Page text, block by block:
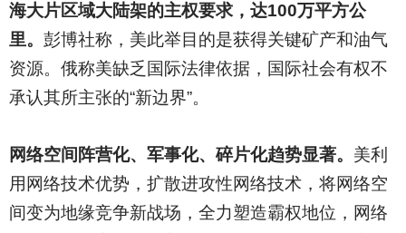
海大片区域大陆架的主权要求，达100万平方公
里。 彭博社称，美此举目的是获得关键矿产和油气
资源。俄称美缺乏国际法律依据，国际社会有权不
承认其所主张的“新边界”。
网络空间阵营化、军事化、碎片化趋势显著。 美利
用网络技术优势，扩散进攻性网络技术，将网络空
间变为地缘竞争新战场，全力塑造霸权地位，网络